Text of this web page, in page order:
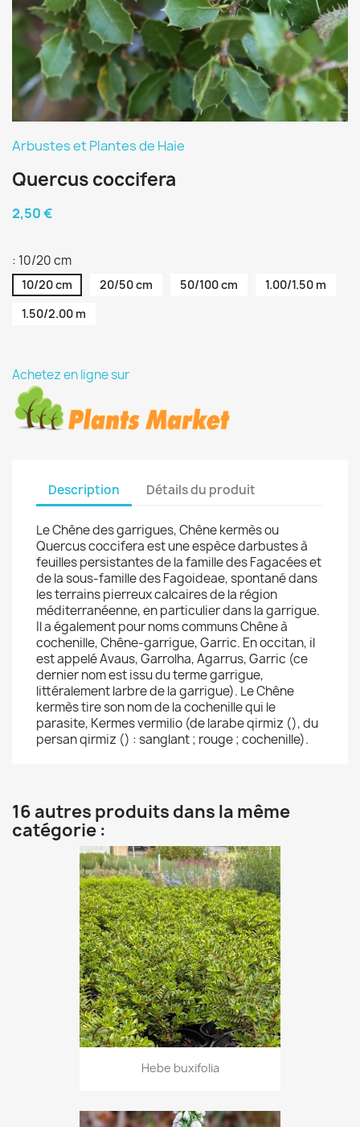
Arbustes et Plantes de Haie
Quercus coccifera
2,50 €
: 10/20 cm
10/20 cm 20/50 cm 50/100 cm
1.00/1.50 m
1.50/2.00 m
Achetez en ligne sur
Description Détails du produit
Le Chêne des garrigues, Chêne kermès ou
Quercus coccifera est une espèce darbustes à
feuilles persistantes de la famille des Fagacées et
de la sous-famille des Fagoideae, spontané dans
les terrains pierreux calcaires de la région
méditerranéenne, en particulier dans la garrigue.
Il a également pour noms communs Chêne à
cochenille, Chêne-garrigue, Garric. En occitan, il
est appelé Avaus, Garrolha, Agarrus, Garric (ce
dernier nom est issu du terme garrigue,
littéralement larbre de la garrigue). Le Chêne
kermès tire son nom de la cochenille qui le
parasite, Kermes vermilio (de larabe qirmiz (), du
persan qirmiz () : sanglant ; rouge ; cochenille).
16 autres produits dans la même
catégorie :
Hebe buxifolia